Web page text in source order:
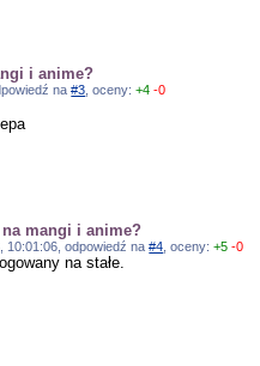
i anime?
na#3 , oceny:+4 -0
mangi i anime?
10:01:06, odpowiedź na#4 , oceny:+5 -0
na stałe.